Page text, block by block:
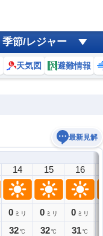
季節/レジャー
天気図 避難情報
最新見解
14
0 ミリ
32℃
15
0 ミリ
32℃
16
0 ミリ
31℃